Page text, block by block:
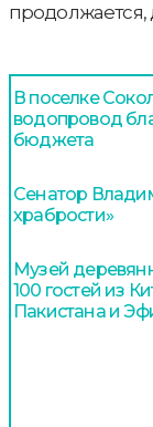
продолжается,
В поселке
водопровод
бюджета
Сенатор
храбрости»
Музей
100 гостей из
Пакистана и